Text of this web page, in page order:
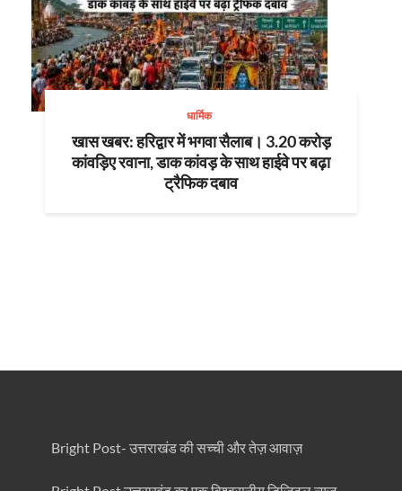
धार्मिक
खास खबर: हरिद्वार में भगवा सैलाब। 3.20 करोड़
कांवड़िए रवाना, डाक कांवड़ के साथ हाईवे पर बढ़ा
ट्रैफिक दबाव
Bright Post- उत्तराखंड की सच्ची और तेज़ आवाज़